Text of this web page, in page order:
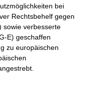
bei
Rechtsbehelf gegen
sowie verbesserte
E) geschaffen
zu europäischen